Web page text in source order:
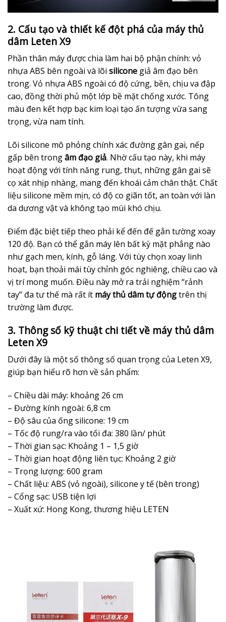
2. Cấu tạo và thiết kế đột phá của máy thủ
dâm Leten X9
Phần thân máy được chia làm hai bộ phận chính: vỏ
nhựa ABS bên ngoài và lõi silicone giả âm đạo bên
trong. Vỏ nhựa ABS ngoài có độ cứng, bền, chịu va đập
cao, đồng thời phủ một lớp bề mặt chống xước. Tông
màu đen kết hợp bạc kim loại tạo ấn tượng vừa sang
trọng, vừa nam tính.
Lõi silicone mô phỏng chính xác đường gân gai, nếp
gấp bên trongâm đạo giả. Nhờ cấu tạo này, khi máy
hoạt động với tính năng rung, thụt, những gân gai sẽ
cọ xát nhịp nhàng, mang đến khoái cảm chân thật. Chất
liệu silicone mềm mịn, có độ co giãn tốt, an toàn với làn
da dương vật và không tạo mùi khó chịu.
Điểm đặc biệt tiếp theo phải kể đến đế gắn tường xoay
120 độ. Bạn có thể gắn máy lên bất kỳ mặt phẳng nào
như gạch men, kính, gỗ láng. Với tùy chọn xoay linh
hoạt, bạn thoải mái tùy chỉnh góc nghiêng, chiều cao và
vị trí mong muốn. Điều này mở ra trải nghiệm “rảnh
tay” đa tư thế mà rất ít máy thủ dâm tự độngtrên thị
trường làm được.
3. Thông số kỹ thuật chi tiết về máy thủ dâm
Leten X9
Dưới đây là một số thông số quan trọng của Leten X9,
giúp bạn hiểu rõ hơn về sản phẩm:
– Chiều dài máy: khoảng 26 cm
– Đường kính ngoài: 6,8 cm
– Độ sâu của ống silicone: 19 cm
– Tốc độ rung/ra vào tối đa: 380 lần/ phút
– Thời gian sạc: Khoảng 1 – 1,5 giờ
– Thời gian hoạt động liên tục: Khoảng 2 giờ
– Trọng lượng: 600 gram
– Chất liệu: ABS (vỏ ngoài), silicone y tế (bên trong)
– Cổng sạc: USB tiện lợi
– Xuất xứ: Hong Kong, thương hiệu LETEN